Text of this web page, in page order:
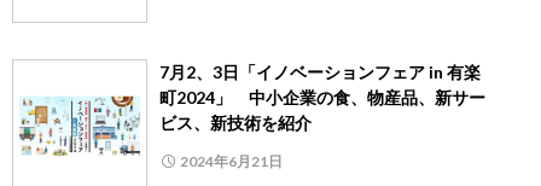
7月2、3日「イノベーションフェア in 有楽
町2024」 中小企業の食、物産品、新サー
ビス、新技術を紹介
2024年6月21日